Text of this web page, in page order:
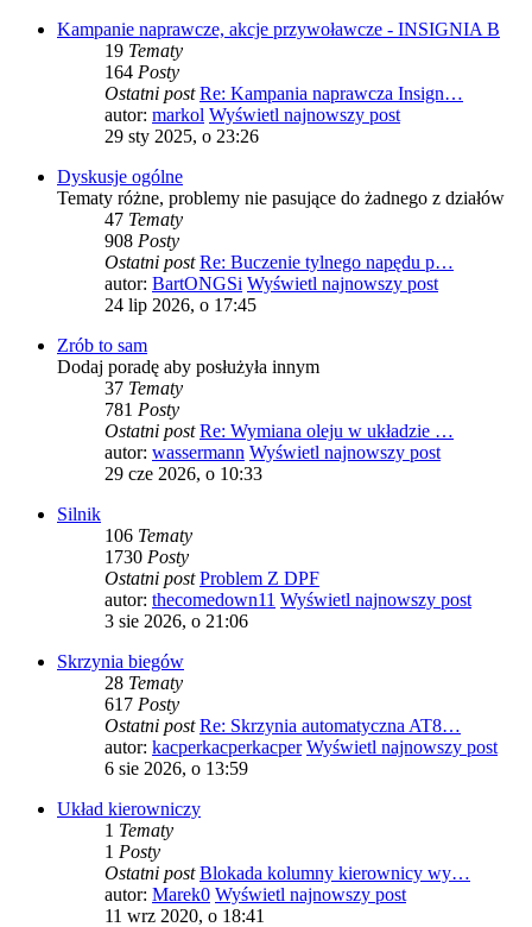
Kampanie naprawcze, akcje przywoławcze - INSIGNIA B
19 Tematy
164 Posty
Ostatni post Re: Kampania naprawcza Insign…
autor: markol Wyświetl najnowszy post
29 sty 2025, o 23:26
Dyskusje ogólne
Tematy różne, problemy nie pasujące do żadnego z działów
47 Tematy
908 Posty
Ostatni post Re: Buczenie tylnego napędu p…
autor: BartONGSi Wyświetl najnowszy post
24 lip 2026, o 17:45
Zrób to sam
Dodaj poradę aby posłużyła innym
37 Tematy
781 Posty
Ostatni post Re: Wymiana oleju w układzie …
autor: wassermann Wyświetl najnowszy post
29 cze 2026, o 10:33
Silnik
106 Tematy
1730 Posty
Ostatni post Problem Z DPF
autor: thecomedown11 Wyświetl najnowszy post
3 sie 2026, o 21:06
Skrzynia biegów
28 Tematy
617 Posty
Ostatni post Re: Skrzynia automatyczna AT8…
autor: kacperkacperkacper Wyświetl najnowszy post
6 sie 2026, o 13:59
Układ kierowniczy
1 Tematy
1 Posty
Ostatni post Blokada kolumny kierownicy wy…
autor: Marek0 Wyświetl najnowszy post
11 wrz 2020, o 18:41